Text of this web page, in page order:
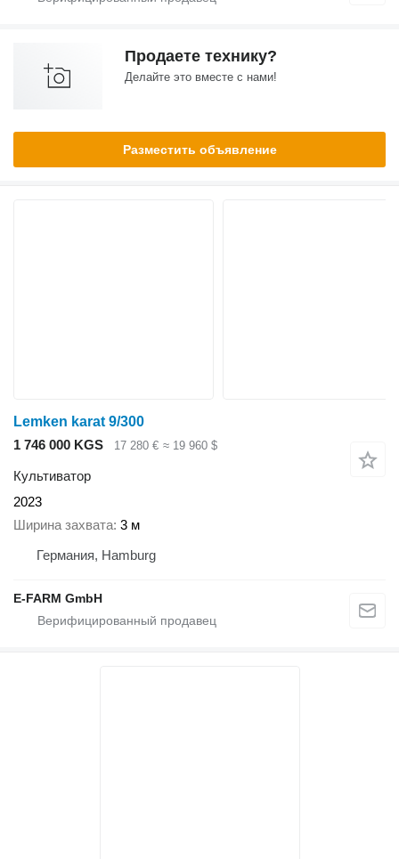
Продаете технику?
Делайте это вместе с нами!
Разместить объявление
Lemken karat 9/300
1 746 000 KGS
17 280 € ≈ 19 960 $
Культиватор
2023
Ширина захвата 3 м
Германия, Hamburg
E-FARM GmbH